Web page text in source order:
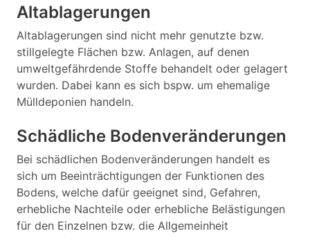
Altablagerungen
Altablagerungen sind nicht mehr genutzte bzw.
stillgelegte Flächen bzw. Anlagen, auf denen
umweltgefährdende Stoffe behandelt oder gelagert
wurden. Dabei kann es sich bspw. um ehemalige
Mülldeponien handeln.
Schädliche Bodenveränderungen
Bei schädlichen Bodenveränderungen handelt es
sich um Beeinträchtigungen der Funktionen des
Bodens, welche dafür geeignet sind, Gefahren,
erhebliche Nachteile oder erhebliche Belästigungen
für den Einzelnen bzw. die Allgemeinheit